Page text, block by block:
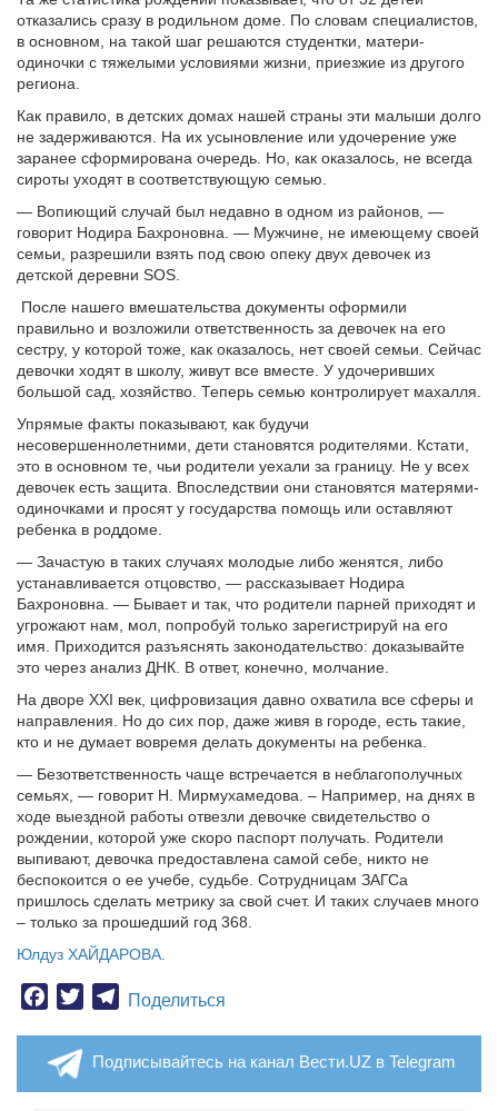
отказались сразу в родильном доме. По словам специалистов,
в основном, на такой шаг решаются студентки, матери-
одиночки с тяжелыми условиями жизни, приезжие из другого
региона.
Как правило, в детских домах нашей страны эти малыши долго
не задерживаются. На их усыновление или удочерение уже
заранее сформирована очередь. Но, как оказалось, не всегда
сироты уходят в соответствующую семью.
— Вопиющий случай был недавно в одном из районов, —
говорит Нодира Бахроновна. — Мужчине, не имеющему своей
семьи, разрешили взять под свою опеку двух девочек из
детской деревни SOS.
После нашего вмешательства документы оформили
правильно и возложили ответственность за девочек на его
сестру, у которой тоже, как оказалось, нет своей семьи. Сейчас
девочки ходят в школу, живут все вместе. У удочеривших
большой сад, хозяйство. Теперь семью контролирует махалля.
Упрямые факты показывают, как будучи
несовершеннолетними, дети становятся родителями. Кстати,
это в основном те, чьи родители уехали за границу. Не у всех
девочек есть защита. Впоследствии они становятся матерями-
одиночками и просят у государства помощь или оставляют
ребенка в роддоме.
— Зачастую в таких случаях молодые либо женятся, либо
устанавливается отцовство, — рассказывает Нодира
Бахроновна. — Бывает и так, что родители парней приходят и
угрожают нам, мол, попробуй только зарегистрируй на его
имя. Приходится разъяснять законодательство: доказывайте
это через анализ ДНК. В ответ, конечно, молчание.
На дворе XXI век, цифровизация давно охватила все сферы и
направления. Но до сих пор, даже живя в городе, есть такие,
кто и не думает вовремя делать документы на ребенка.
— Безответственность чаще встречается в неблагополучных
семьях, — говорит Н. Мирмухамедова. – Например, на днях в
ходе выездной работы отвезли девочке свидетельство о
рождении, которой уже скоро паспорт получать. Родители
выпивают, девочка предоставлена самой себе, никто не
беспокоится о ее учебе, судьбе. Сотрудницам ЗАГСа
пришлось сделать метрику за свой счет. И таких случаев много
– только за прошедший год 368.
Юлдуз ХАЙДАРОВА.
Facebook
TwitterTelegram
Поделиться
Подписывайтесь на канал Вести.UZ в Telegram